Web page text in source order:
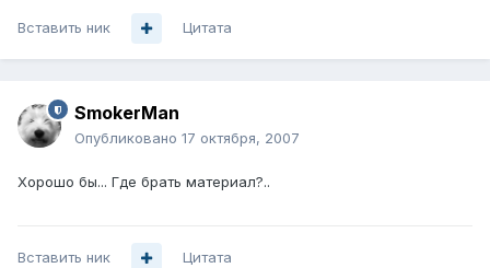
Вставить ник Цитата
SmokerMan
Опубликовано 17 октября, 2007
Хорошо бы... Где брать материал?..
Вставить ник Цитата